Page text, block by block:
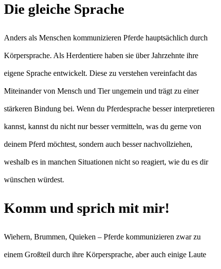
Die gleiche Sprache
Anders als Menschen kommunizieren Pferde hauptsächlich durch
Körpersprache. Als Herdentiere haben sie über Jahrzehnte ihre
eigene Sprache entwickelt. Diese zu verstehen vereinfacht das
Miteinander von Mensch und Tier ungemein und trägt zu einer
stärkeren Bindung bei. Wenn du Pferdesprache besser interpretieren
kannst, kannst du nicht nur besser vermitteln, was du gerne von
deinem Pferd möchtest, sondern auch besser nachvollziehen,
weshalb es in manchen Situationen nicht so reagiert, wie du es dir
wünschen würdest.
Komm und sprich mit mir!
Wiehern, Brummen, Quieken – Pferde kommunizieren zwar zu
einem Großteil durch ihre Körpersprache, aber auch einige Laute